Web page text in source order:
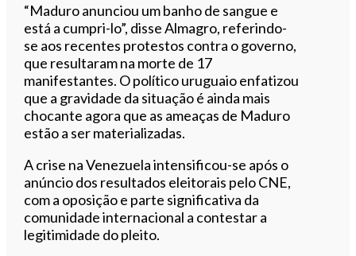
“Maduro anunciou um banho de sangue e
está a cumpri-lo”, disse Almagro, referindo-
se aos recentes protestos contra o governo,
que resultaram na morte de 17
manifestantes. O político uruguaio enfatizou
que a gravidade da situação é ainda mais
chocante agora que as ameaças de Maduro
estão a ser materializadas.
A crise na Venezuela intensificou-se após o
anúncio dos resultados eleitorais pelo CNE,
com a oposição e parte significativa da
comunidade internacional a contestar a
legitimidade do pleito.